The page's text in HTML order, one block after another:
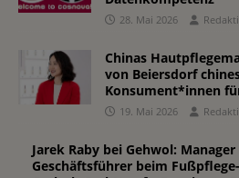
28. Mai 2026
Chinas
von Beiersdorf
Konsument*innen
19. Mai 2026
Jarek Raby bei Gehwol:
Geschäftsführer beim